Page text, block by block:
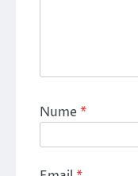
Nume*